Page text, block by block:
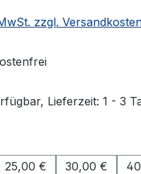
zzgl.
Lieferzeit: 1 - 3
25,00 € 30,00 €